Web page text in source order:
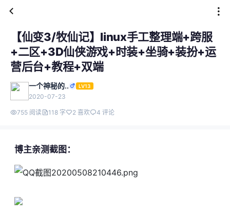
【仙变3/牧仙记】linux手工整理端+跨服
+二区+3D仙侠游戏+时装+坐骑+装扮+运
营后台+教程+双端
一个神秘的.. LV13
2020-07-23
755 阅读 118 字 2 喜欢 4 评论
博主亲测截图：